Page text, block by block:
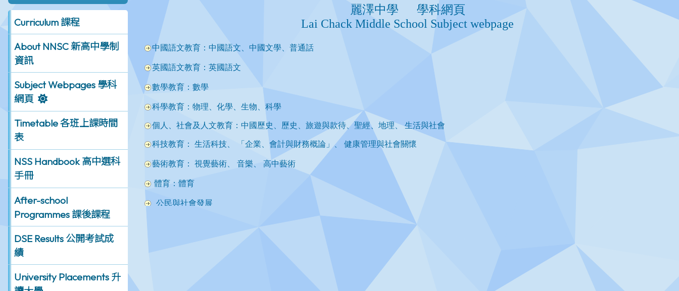
Curriculum 課程
About NNSC 新高中學制
資訊
Subject Webpages 學科
網頁
Timetable 各班上課時間
表
NSS Handbook 高中選科
手冊
After-school
Programmes 課後課程
DSE Results 公開考試成
績
University Placements 升